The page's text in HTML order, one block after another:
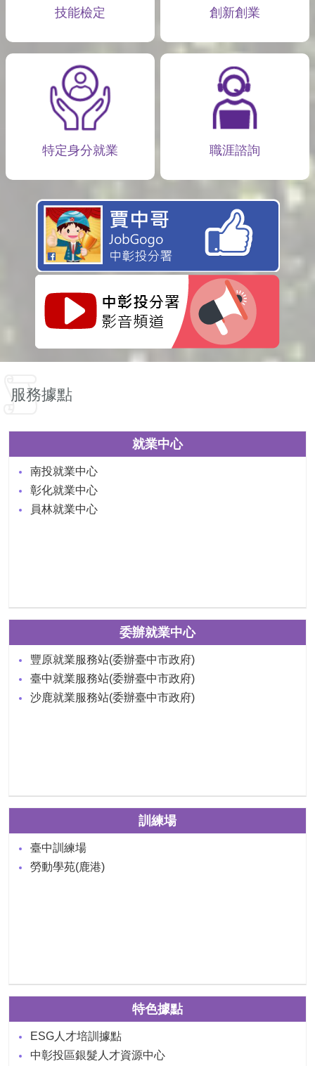
技能檢定 創新創業
特定身分就業 職涯諮詢
服務據點
就業中心
南投就業中心
彰化就業中心
員林就業中心
委辦就業中心
豐原就業服務站(委辦臺中市政府)
臺中就業服務站(委辦臺中市政府)
沙鹿就業服務站(委辦臺中市政府)
訓練場
臺中訓練場
勞動學苑(鹿港)
特色據點
ESG人才培訓據點
中彰投區銀髮人才資源中心